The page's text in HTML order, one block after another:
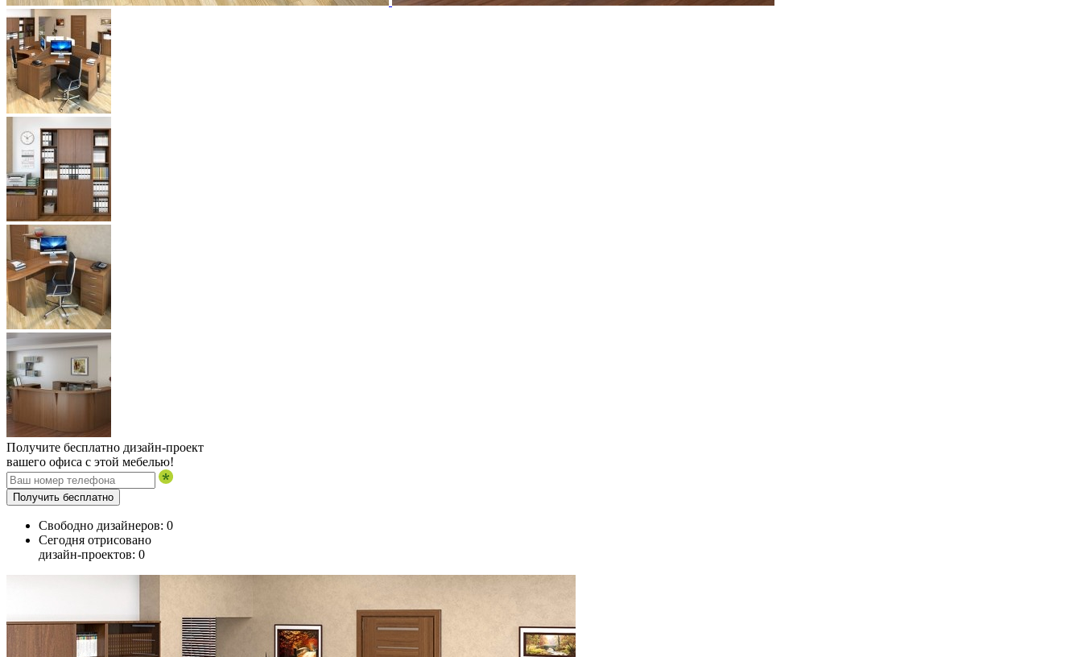
Получите бесплатно дизайн-проект
вашего офиса с этой мебелью!
Получить бесплатно
Свободно дизайнеров: 0
Сегодня отрисовано
дизайн-проектов: 0